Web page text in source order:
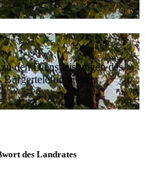
den Dienstleistungen des
Bürgertelefon weiter.
des Landrates